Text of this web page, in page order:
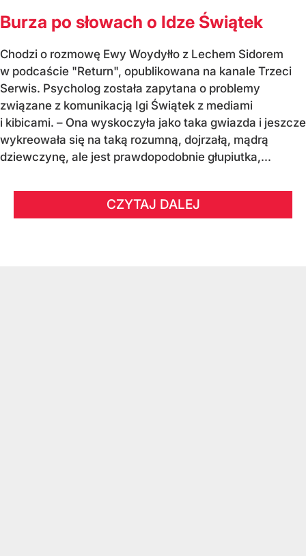
Burza po słowach o Idze Świątek
Chodzi o rozmowę Ewy Woydyłło z Lechem Sidorem
w podcaście "Return", opublikowana na kanale Trzeci
Serwis. Psycholog została zapytana o problemy
związane z komunikacją Igi Świątek z mediami
i kibicami. – Ona wyskoczyła jako taka gwiazda i jeszcze
wykreowała się na taką rozumną, dojrzałą, mądrą
dziewczynę, ale jest prawdopodobnie głupiutka,...
CZYTAJ DALEJ